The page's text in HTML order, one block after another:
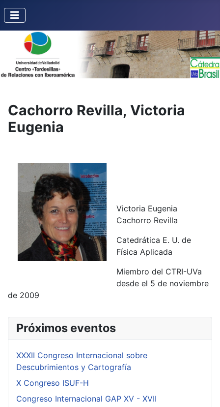
Cachorro Revilla, Victoria
Eugenia
Victoria Eugenia
Cachorro Revilla
Catedrática E. U. de
Física Aplicada
Miembro del CTRI-UVa
desde el 5 de noviembre
de 2009
Próximos eventos
XXXII Congreso Internacional sobre
Descubrimientos y Cartografía
X Congreso ISUF-H
Congreso Internacional GAP XV - XVII